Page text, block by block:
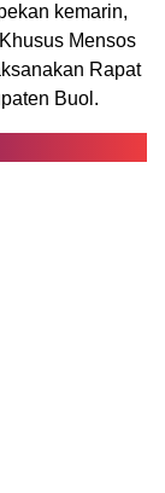
kemarin,
Mensos
Rapat
Buol.